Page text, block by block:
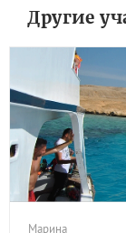
Другие
Марина